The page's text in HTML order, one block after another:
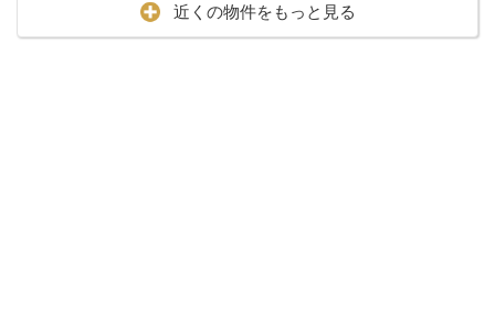
近くの物件をもっと見る